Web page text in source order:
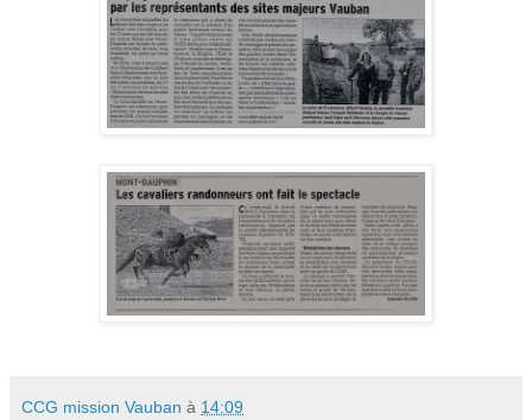
CCG mission Vauban à 14:09